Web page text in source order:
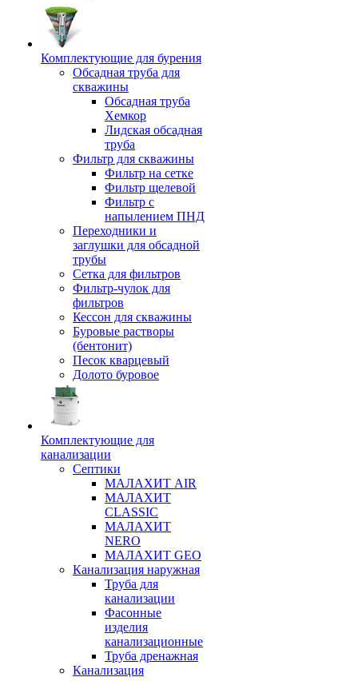
Комплектующие для бурения
Обсадная труба для
скважины
Обсадная труба
Хемкор
Лидская обсадная
труба
Фильтр для скважины
Фильтр на сетке
Фильтр щелевой
Фильтр с
напылением ПНД
Переходники и
заглушки для обсадной
трубы
Сетка для фильтров
Фильтр-чулок для
фильтров
Кессон для скважины
Буровые растворы
(бентонит)
Песок кварцевый
Долото буровое
Комплектующие для
канализации
Септики
МАЛАХИТ AIR
МАЛАХИТ
CLASSIC
МАЛАХИТ
NERO
МАЛАХИТ GEO
Канализация наружная
Труба для
канализации
Фасонные
изделия
канализационные
Труба дренажная
Канализация